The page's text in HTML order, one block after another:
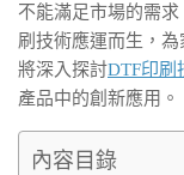
不能滿足市場的需
刷技術應運而生，
將深入探討DTF印刷
產品中的創新應用。
內容目錄